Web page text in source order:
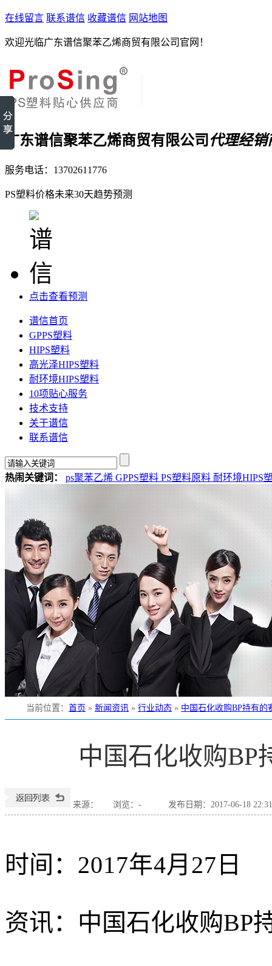
在线留言 联系谱信 收藏谱信 网站地图
欢迎光临广东谱信聚苯乙烯商贸有限公司官网！
广东谱信聚苯乙烯商贸有限公司 代理经
服务电话： 13702611776
PS塑料价格未来30天趋势预测
点击查看预测
谱信首页
GPPS塑料
HIPS塑料
高光泽HIPS塑料
耐环境HIPS塑料
10项贴心服务
技术支持
关于谱信
联系谱信
热闹关键词： ps聚苯乙烯 GPPS塑料 PS塑料原料 耐环境HIPS
当前位置 ： 首页 » 新闻资讯 » 行业动态 » 中国石化收购BP持有的
中国石化收购BP
来源： 浏览： - 发布日期：2017-06-18
时间： 2017年4月 27 日
资讯：中国石化收购BP